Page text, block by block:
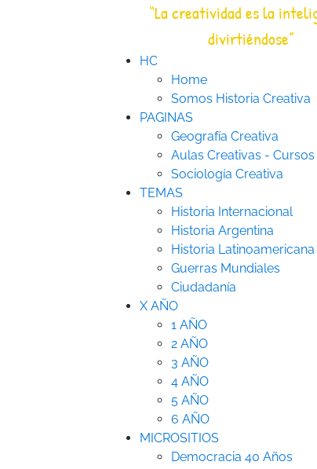
“La creatividad es la
divirtiéndose”
HC
Home
Somos Historia Creativa
PAGINAS
Geografía Creativa
Aulas Creativas - Cursos
Sociología Creativa
TEMAS
Historia Internacional
Historia Argentina
Historia Latinoamericana
Guerras Mundiales
Ciudadanía
X AÑO
1 AÑO
2 AÑO
3 AÑO
4 AÑO
5 AÑO
6 AÑO
MICROSITIOS
Democracia 40 Años